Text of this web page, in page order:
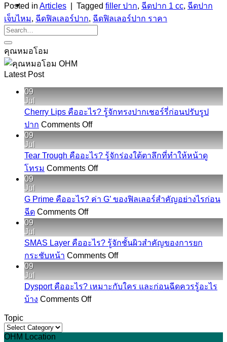
Posted in Articles Tagged filler ปาก, ฉีดปาก 1 cc, ฉีดปาก
เจ็บไหม, ฉีดฟิลเลอร์ปาก, ฉีดฟิลเลอร์ปาก ราคา
คุณหมอโอม
Latest Post
09
Jul
Cherry Lips คืออะไร? รู้จักทรงปากเชอร์รี่ก่อนปรับรูป
ปาก Comments Offon
Cherry
คือ
อะไร?
รู้จัก
ปาก
รี่
ก่อน
รูป
ปาก
09
Jul
Tear Trough คืออะไร? รู้จักร่องใต้ตาลึกที่ทำให้หน้าดู
โทรม Comments Offon
Tear
คือ
รู้จัก
ใต้
ตา
ที่
โทรม
09
Jul
G Prime คืออะไร? ค่า G’ ของฟิลเลอร์สำคัญอย่างไรก่อน
ฉีด Comments Offon
G
คือ
อะไร?
ค่า
ของ
ฟิล
09
Jul
SMAS Layer คืออะไร? รู้จักชั้นผิวสำคัญของการยก
กระชับหน้า Comments Offon
SMAS
คือ
ผิว
09
Jul
Dysport คืออะไร? เหมาะกับใคร และก่อนฉีดควรรู้อะไร
บ้าง Comments Offon
Topic
Topic
OHM Location